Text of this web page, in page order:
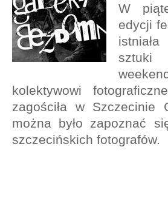
W
edycji
kolektywowi
zagościła w
można było zapoznać
szczecińskich fotografów.